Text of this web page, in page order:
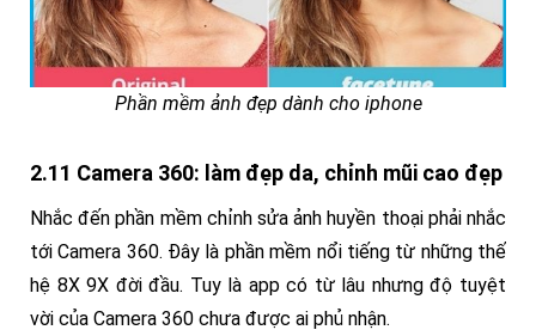
Phần mềm ảnh đẹp dành cho iphone
2.11 Camera 360: làm đẹp da, chỉnh mũi cao đẹp
Nhắc đến phần mềm chỉnh sửa ảnh huyền thoại phải nhắc
tới Camera 360. Đây là phần mềm nổi tiếng từ những thế
hệ 8X 9X đời đầu. Tuy là app có từ lâu nhưng độ tuyệt
vời của Camera 360 chưa được ai phủ nhận.